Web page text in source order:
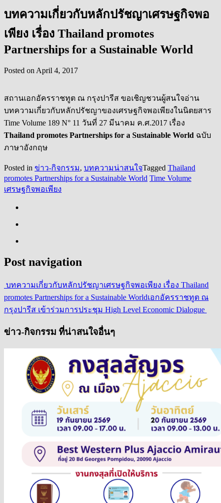
บทความเกี่ยวกับหลักปรัชญาเศรษฐกิจพอ
เพียง เรื่อง Thailand promotes
Partnerships for a Sustainable World
Posted on April 4, 2017
สถานเอกอัครราชทูต ณ กรุงปารีส ขอเชิญชวนผู้สนใจอ่าน
บทความเกี่ยวกับหลักปรัชญาของเศรษฐกิจพอเพียงในนิตยสาร
Time Volume 189 N° 11 วันที่ 27 มีนาคม ค.ศ.2017 เรื่อง
Thailand promotes Partnerships for a Sustainable World ฉบับ
ภาษาอังกฤษ
Posted in ข่าว-กิจกรรม, บทความน่าสนใจTagged Thailand
promotes Partnerships for a Sustainable World Time Volume
เศรษฐกิจพอเพียง
Post navigation
บทความเกี่ยวกับหลักปรัชญาเศรษฐกิจพอเพียง เรื่อง Thailand
promotes Partnerships for a Sustainable Worldเอกอัครราชทูต ณ​
กรุงปารีส เข้าร่วมการประชุม High Level Economic Dialogue
ข่าว-กิจกรรม ที่น่าสนใจอื่นๆ